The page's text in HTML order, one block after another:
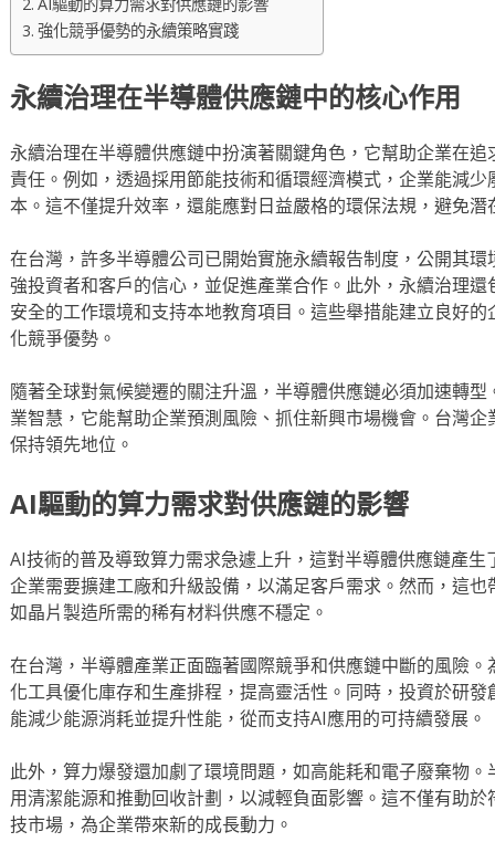
強化競爭優勢的永續策略實踐
永續治理在半導體供應鏈中的核心作用
永續治理在半導體供應鏈中扮演著關鍵角色，它幫助企業在
責任。例如，透過採用節能技術和循環經濟模式，企業能減
本。這不僅提升效率，還能應對日益嚴格的環保法規，避免
在台灣，許多半導體公司已開始實施永續報告制度，公開其
強投資者和客戶的信心，並促進產業合作。此外，永續治理
安全的工作環境和支持本地教育項目。這些舉措能建立良好
化競爭優勢。
隨著全球對氣候變遷的關注升溫，半導體供應鏈必須加速轉
業智慧，它能幫助企業預測風險、抓住新興市場機會。台灣
保持領先地位。
AI驅動的算力需求對供應鏈的影響
AI技術的普及導致算力需求急遽上升，這對半導體供應鏈產
企業需要擴建工廠和升級設備，以滿足客戶需求。然而，這
如晶片製造所需的稀有材料供應不穩定。
在台灣，半導體產業正面臨著國際競爭和供應鏈中斷的風險
化工具優化庫存和生產排程，提高靈活性。同時，投資於研
能減少能源消耗並提升性能，從而支持AI應用的可持續發展。
此外，算力爆發還加劇了環境問題，如高能耗和電子廢棄物
用清潔能源和推動回收計劃，以減輕負面影響。這不僅有助
技市場，為企業帶來新的成長動力。